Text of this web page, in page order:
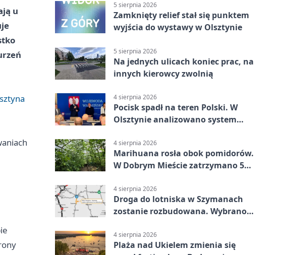
u
5 sierpnia 2026
Zamknięty relief stał się punktem
wyjścia do wystawy w Olsztynie
5 sierpnia 2026
Na jednych ulicach koniec prac, na
innych kierowcy zwolnią
4 sierpnia 2026
Pocisk spadł na teren Polski. W
Olsztynie analizowano system
4 sierpnia 2026
Marihuana rosła obok pomidorów.
W Dobrym Mieście zatrzymano 5
4 sierpnia 2026
Droga do lotniska w Szymanach
zostanie rozbudowana. Wybrano
4 sierpnia 2026
Plaża nad Ukielem zmienia się